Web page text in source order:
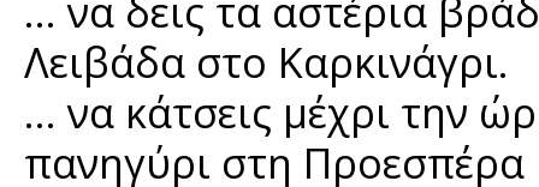
… να δεις τα αστέρια
Λειβάδα στο Καρκινάγρι.
… να κάτσεις μέχρι την
πανηγύρι στη Προεσπέρα